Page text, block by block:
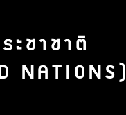
ะชาชาติ
NATIONS)